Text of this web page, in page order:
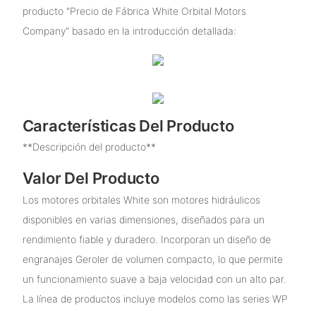
producto "Precio de Fábrica White Orbital Motors
Company" basado en la introducción detallada:
Características Del Producto
**Descripción del producto**
Valor Del Producto
Los motores orbitales White son motores hidráulicos
disponibles en varias dimensiones, diseñados para un
rendimiento fiable y duradero. Incorporan un diseño de
engranajes Geroler de volumen compacto, lo que permite
un funcionamiento suave a baja velocidad con un alto par.
La línea de productos incluye modelos como las series WP